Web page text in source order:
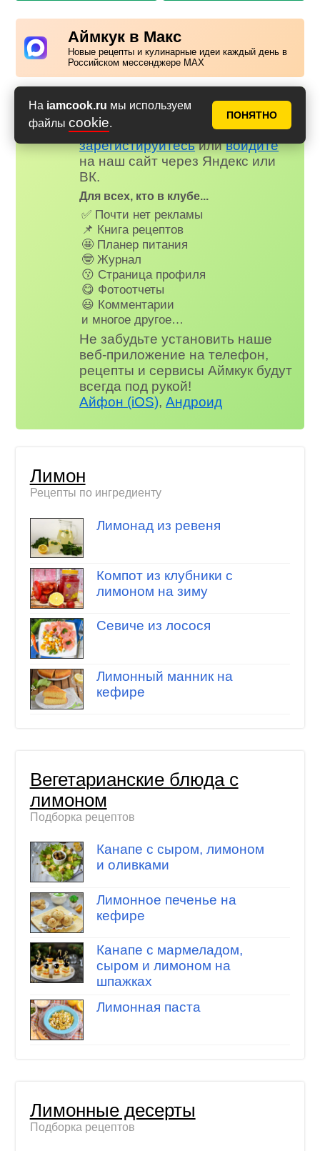
На iamcook.ru мы используем
файлы cookie.
ПОНЯТНО
Аймкук в Макс
Новые рецепты и кулинарные идеи каждый день в
Российском мессенджере MAX
Надоела реклама?
Вступайте в клуб Аймкук. Просто
зарегистируйтесьиливойдите
на наш сайт через Яндекс или
ВК.
Для всех, кто в клубе...
✅ Почти нет рекламы
📌 Книга рецептов
🤩 Планер питания
🤓 Журнал
😗 Страница профиля
😋 Фотоотчеты
😃 Комментарии
и многое другое…
Не забудьте установить наше
веб-приложение на телефон,
рецепты и сервисы Аймкук будут
всегда под рукой!
Айфон (iOS),Андроид
✕
Лимон
Рецепты по ингредиенту
Лимонад из ревеня
Компот из клубники с
лимоном на зиму
Севиче из лосося
Лимонный манник на
кефире
Вегетарианские блюда с
лимоном
Подборка рецептов
Канапе с сыром, лимоном
и оливками
Лимонное печенье на
кефире
Канапе с мармеладом,
сыром и лимоном на
шпажках
Лимонная паста
Лимонные десерты
Подборка рецептов